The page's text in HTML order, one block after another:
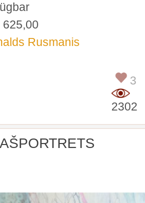
625,00
Rusmanis
3
2302